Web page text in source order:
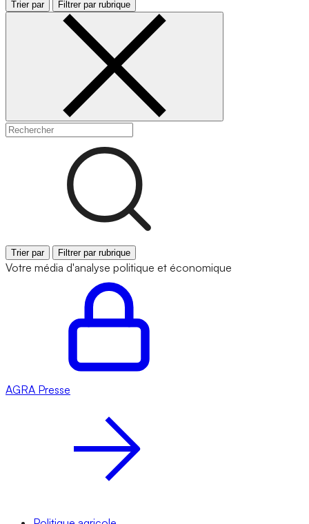
Trier par Filtrer par rubrique
Trier par Filtrer par rubrique
Votre média d'analyse politique et économique
AGRA Presse